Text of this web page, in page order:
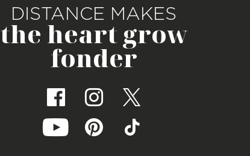
DISTANCE MAKES
the heart grow
fonder